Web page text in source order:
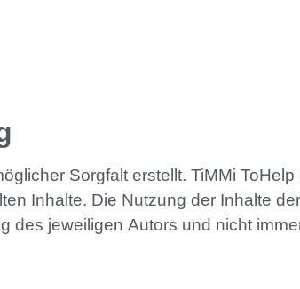
Sorgfalt erstellt. TiMMi
Inhalte. Die Nutzung der Inhalte
des jeweiligen Autors und nicht